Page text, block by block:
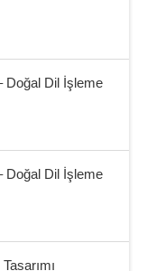
Doğal Dil İşleme
Doğal Dil İşleme